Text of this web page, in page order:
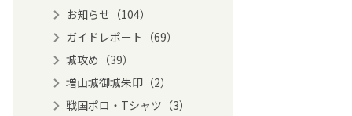
お知らせ（104）
ガイドレポート（69）
城攻め（39）
増山城御城朱印（2）
戦国ポロ・Tシャツ（3）